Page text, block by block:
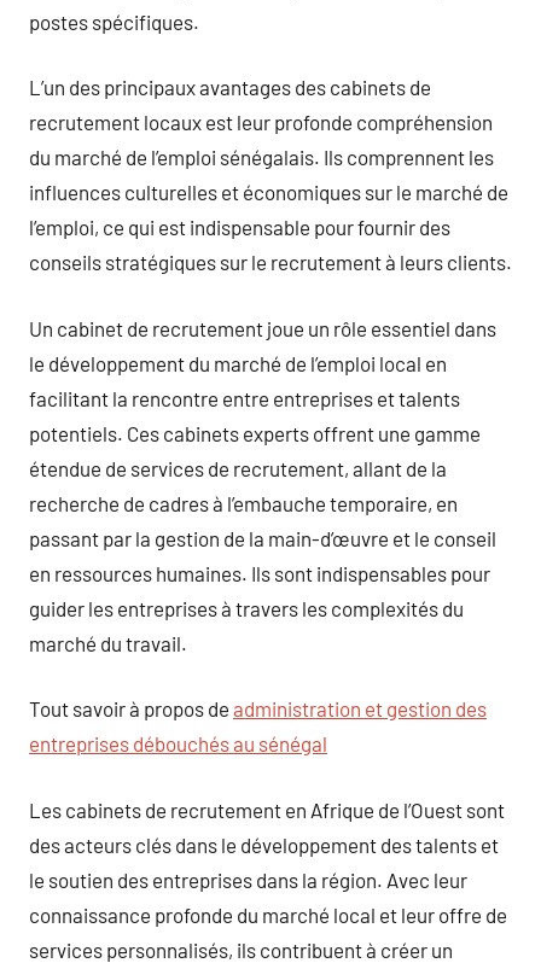
postes spécifiques.
L’un des principaux avantages des cabinets de
recrutement locaux est leur profonde compréhension
du marché de l’emploi sénégalais. Ils comprennent les
influences culturelles et économiques sur le marché de
l’emploi, ce qui est indispensable pour fournir des
conseils stratégiques sur le recrutement à leurs clients.
Un cabinet de recrutement joue un rôle essentiel dans
le développement du marché de l’emploi local en
facilitant la rencontre entre entreprises et talents
potentiels. Ces cabinets experts offrent une gamme
étendue de services de recrutement, allant de la
recherche de cadres à l’embauche temporaire, en
passant par la gestion de la main-d’œuvre et le conseil
en ressources humaines. Ils sont indispensables pour
guider les entreprises à travers les complexités du
marché du travail.
Tout savoir à propos de administration et gestion des
entreprises débouchés au sénégal
Les cabinets de recrutement en Afrique de l’Ouest sont
des acteurs clés dans le développement des talents et
le soutien des entreprises dans la région. Avec leur
connaissance profonde du marché local et leur offre de
services personnalisés, ils contribuent à créer un